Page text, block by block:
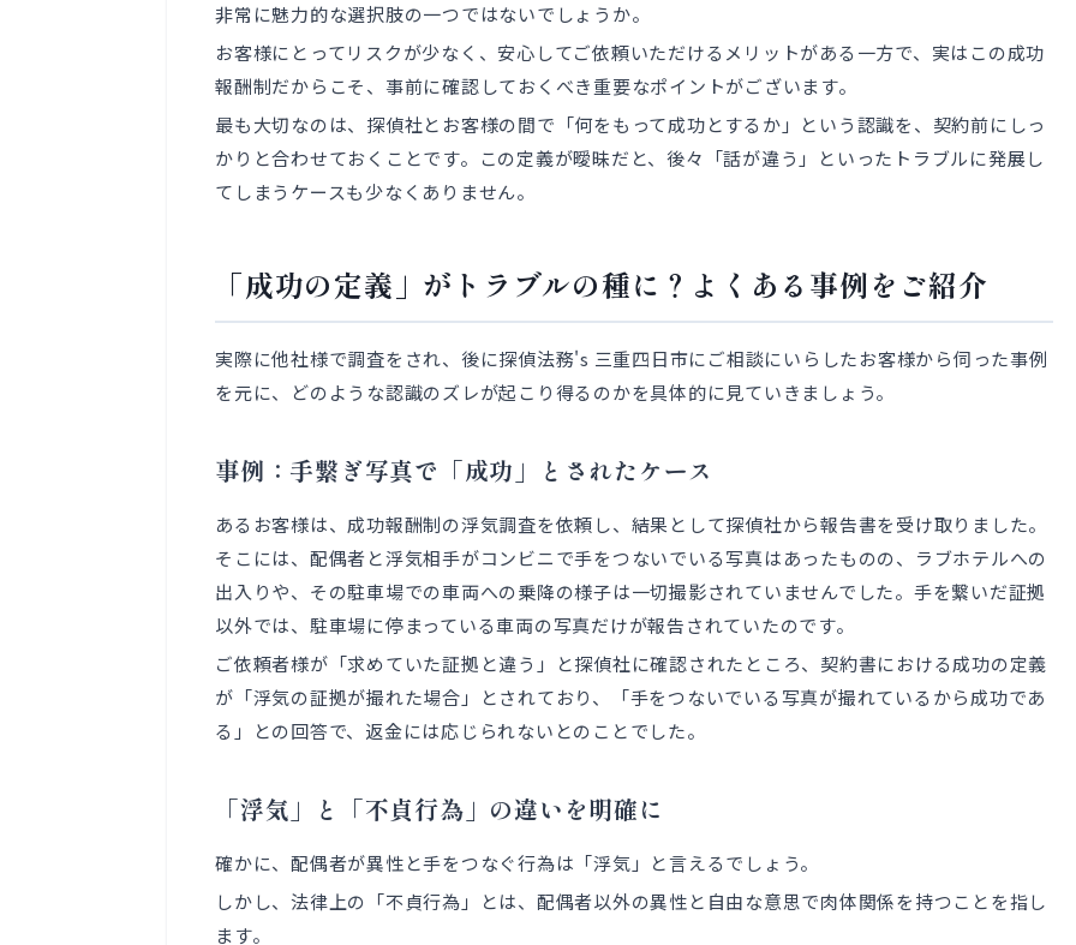
非常に魅力的な選択肢の一つではないでしょうか。
お客様にとってリスクが少なく、安心してご依頼いただけるメリットがある一方で、実はこの成功
報酬制だからこそ、事前に確認しておくべき重要なポイントがございます。
最も大切なのは、探偵社とお客様の間で「何をもって成功とするか」という認識を、契約前にしっ
かりと合わせておくことです。この定義が曖昧だと、後々「話が違う」といったトラブルに発展し
てしまうケースも少なくありません。
「成功の定義」がトラブルの種に？よくある事例をご紹介
実際に他社様で調査をされ、後に探偵法務's 三重四日市にご相談にいらしたお客様から伺った事例
を元に、どのような認識のズレが起こり得るのかを具体的に見ていきましょう。
事例：手繋ぎ写真で「成功」とされたケース
あるお客様は、成功報酬制の浮気調査を依頼し、結果として探偵社から報告書を受け取りました。
そこには、配偶者と浮気相手がコンビニで手をつないでいる写真はあったものの、ラブホテルへの
出入りや、その駐車場での車両への乗降の様子は一切撮影されていませんでした。手を繋いだ証拠
以外では、駐車場に停まっている車両の写真だけが報告されていたのです。
ご依頼者様が「求めていた証拠と違う」と探偵社に確認されたところ、契約書における成功の定義
が「浮気の証拠が撮れた場合」とされており、「手をつないでいる写真が撮れているから成功であ
る」との回答で、返金には応じられないとのことでした。
「浮気」と「不貞行為」の違いを明確に
確かに、配偶者が異性と手をつなぐ行為は「浮気」と言えるでしょう。
しかし、法律上の「不貞行為」とは、配偶者以外の異性と自由な意思で肉体関係を持つことを指し
ます。